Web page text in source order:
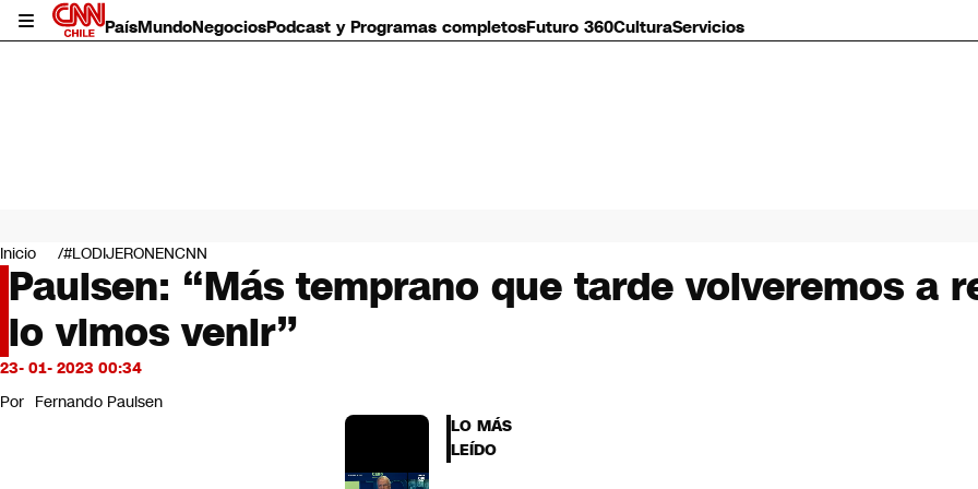
PaísMundoNegociosPodcast y Programas completosFuturo 360CulturaServicios
Mundo
Negocios
Deportes
Programas completos
Cultura
Servicios
Bits
CNN Data
Inicio #LODIJERONENCNN
Paulsen: “Más temprano que tarde volveremos a
lo vimos venir”
23- 01- 2023 00:34
Por Fernando Paulsen
LO MÁS
LEÍDO